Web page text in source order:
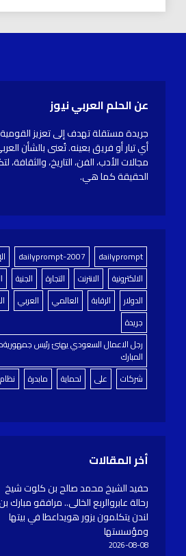
عن الحلم العربي نيوز
جريدة مستقلة تهدف إلى تعزيز القومية
أي تيار أو فريق بعينه. تُعنى بالشأن
مجالات الأدب، الفن، التاريخ، والثقافة،
الحقيقة كما هي.
dailyprompt
dailyprompt-2007
الالكترونية
الانترنت التجارة الجنية
الدولار
الرقابة العالمي العربي
جريدة
رجل الاعمال السعودي يهنئ رئيس
المبارك
شركات
على لحماية مابدرة نظام
أخر المقالات
حفيد الشيخ محمد صالح بن كلوت شيخ
رحالة عابروالربع الخالى.. مرافقو مبارك
لندن يتكلمون يزور هويداعطا في بيتها
ومؤسستها
2026-08-08